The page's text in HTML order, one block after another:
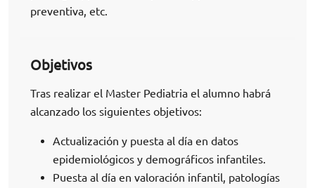
preventiva, etc.
Objetivos
Tras realizar el Master Pediatria el alumno habrá
alcanzado los siguientes objetivos:
Actualización y puesta al día en datos
epidemiológicos y demográficos infantiles.
Puesta al día en valoración infantil, patologías